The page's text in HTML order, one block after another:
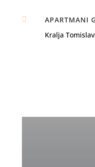

APARTMANI
Kralja